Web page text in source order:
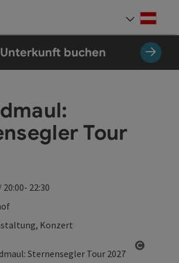
Unterkunft buchen
Tour
20:00- 22:30
Konzert